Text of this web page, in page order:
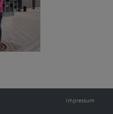
Impressum